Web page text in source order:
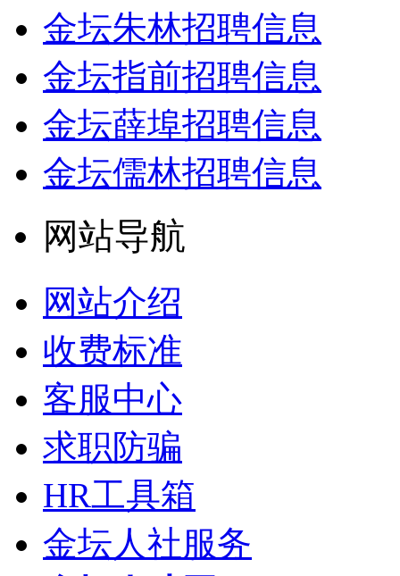
金坛朱林招聘信息
金坛指前招聘信息
金坛薛埠招聘信息
金坛儒林招聘信息
网站导航
网站介绍
收费标准
客服中心
求职防骗
HR工具箱
金坛人社服务